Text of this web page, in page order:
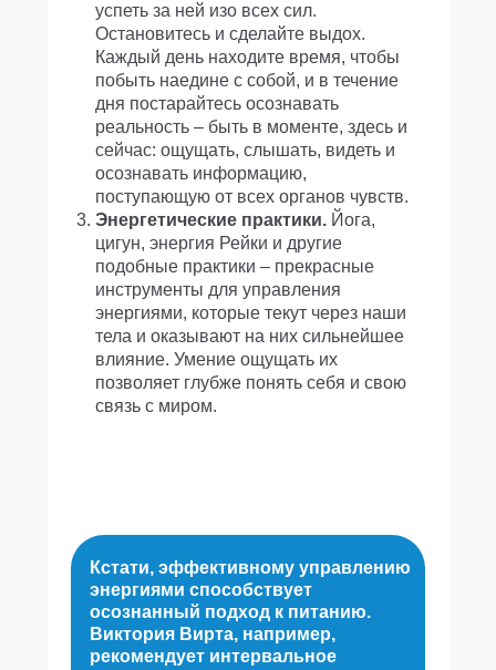
успеть за ней изо всех сил.
Остановитесь и сделайте выдох.
Каждый день находите время, чтобы
побыть наедине с собой, и в течение
дня постарайтесь осознавать
реальность – быть в моменте, здесь и
сейчас: ощущать, слышать, видеть и
осознавать информацию,
поступающую от всех органов чувств.
Энергетические практики. Йога,
цигун, энергия Рейки и другие
подобные практики – прекрасные
инструменты для управления
энергиями, которые текут через наши
тела и оказывают на них сильнейшее
влияние. Умение ощущать их
позволяет глубже понять себя и свою
связь с миром.
Кстати, эффективному управлению
энергиями способствует
осознанный подход к питанию.
Виктория Вирта, например,
рекомендует интервальное